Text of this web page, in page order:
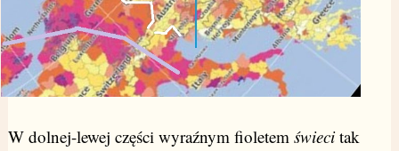
W dolnej-lewej części wyraźnym fioletem świecitak